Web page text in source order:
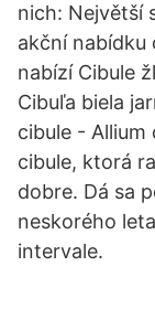
nich: Největší
akční nabídku
nabízí Cibule
Cibuľa biela
cibule - Allium
cibule, ktorá
dobre. Dá sa
neskorého
intervale.